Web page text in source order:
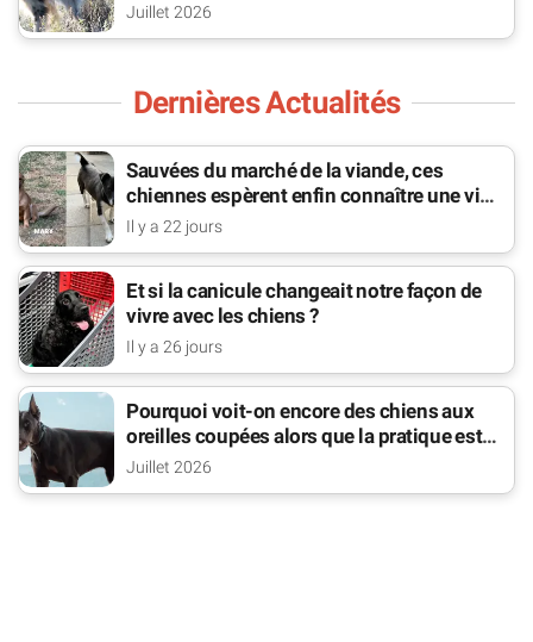
Juillet 2026
Dernières Actualités
Sauvées du marché de la viande, ces
chiennes espèrent enfin connaître une vie
de famille
Il y a 22 jours
Et si la canicule changeait notre façon de
vivre avec les chiens ?
Il y a 26 jours
Pourquoi voit-on encore des chiens aux
oreilles coupées alors que la pratique est
interdite ?
Juillet 2026